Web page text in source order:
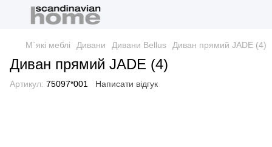
М`які меблі Дивани Дивани Bellus Диван прямий JADE (4)
Диван прямий JADE (4)
Артикул: 75097*001 Написати відгук